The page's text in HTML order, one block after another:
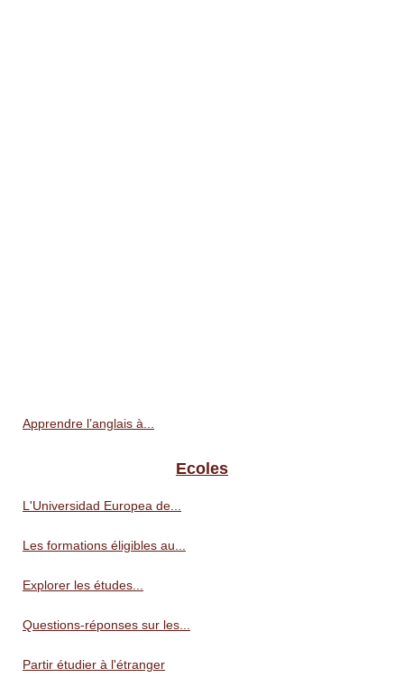
Apprendre l’anglais à...
Ecoles
L'Universidad Europea de...
Les formations éligibles au...
Explorer les études...
Questions-réponses sur les...
Partir étudier à l'étranger